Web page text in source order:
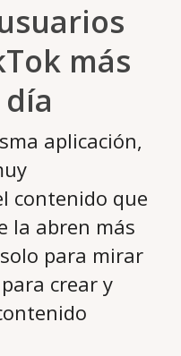
más
aplicación,
contenido que
la abren más
para mirar
crear y